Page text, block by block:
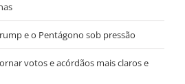
e o Pentágono sob pressão
votos e acórdãos mais claros e